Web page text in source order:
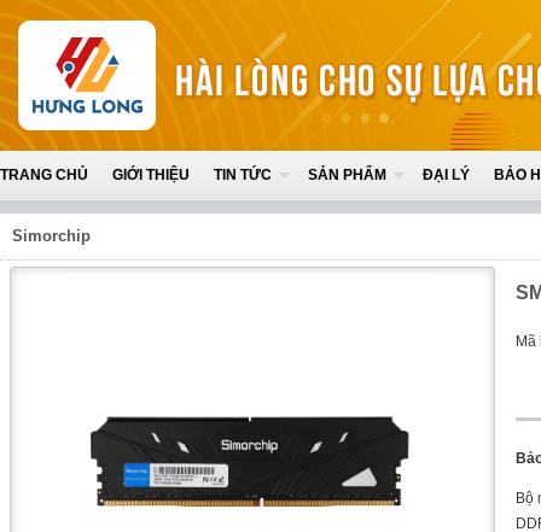
TRANG CHỦ GIỚI THIỆU TIN TỨC SẢN PHẨM ĐẠI LÝ BẢO
Simorchip
Mã
Bộ